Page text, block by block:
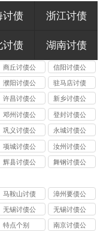
讨债 浙江讨债
讨债 湖南讨债
商丘讨债公
司
信阳讨债公
司
濮阳讨债公
司
驻马店讨债
公司
许昌讨债公
司
新乡讨债公
司
邓州讨债公
司
登封讨债公
司
巩义讨债公
司
永城讨债公
司
项城讨债公
司
汝州讨债公
司
辉县讨债公
舞钢讨债公
马鞍山讨债
公司
漳州要债公
司
无锡讨债公
司应对恶意
无锡讨债公
司与律师事
特点个别
南京讨债公